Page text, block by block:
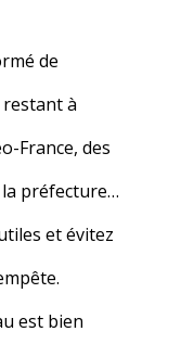
de
à
France, des
la préfecture…
et évitez
est bien